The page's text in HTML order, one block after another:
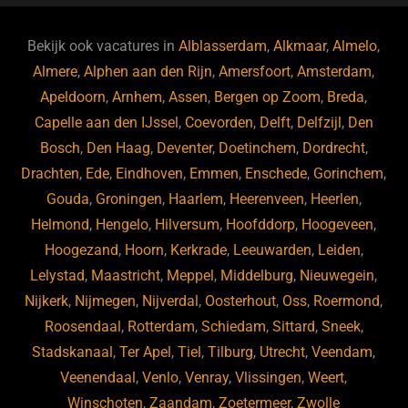
b
o
o
k
ky dI
n
Bekijk ook vacatures inAlblasserdam,Alkmaar,Almelo,
Almere,Alphen aan den Rijn,Amersfoort,Amsterdam,
Apeldoorn,Arnhem,Assen, Bergen op Zoom, Breda,
Capelle aan den IJssel , Coevorden, Delft, Delfzijl , Den
Bosch, Den Haag, Deventer, Doetinchem, Dordrecht,
Drachten, Ede, Eindhoven, Emmen, Enschede, Gorinchem,
Gouda, Groningen, Haarlem, Heerenveen, Heerlen,
Helmond, Hengelo, Hilversum, Hoofddorp, Hoogeveen,
Hoogezand, Hoorn, Kerkrade, Leeuwarden, Leiden,
Lelystad, Maastricht, Meppel , Middelburg, Nieuwegein,
Nijkerk, Nijmegen, Nijverdal , Oosterhout, Oss, Roermond,
Roosendaal , Rotterdam, Schiedam, Sittard, Sneek,
Stadskanaal ,Ter Apel ,Tiel ,Tilburg, Utrecht,Veendam,
Veenendaal ,Venlo,Venray,Vlissingen,Weert,
Winschoten,Zaandam,Zoetermeer,Zwolle